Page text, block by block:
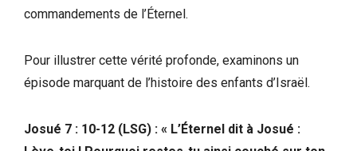
commandements de l’Éternel.
Pour illustrer cette vérité profonde, examinons un
épisode marquant de l’histoire des enfants d’Israël.
Josué 7 : 10-12 (LSG) : « L’Éternel dit à Josué :